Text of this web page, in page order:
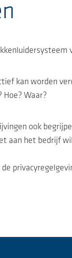
kan worden
Waar?
ook
aan het bedrijf